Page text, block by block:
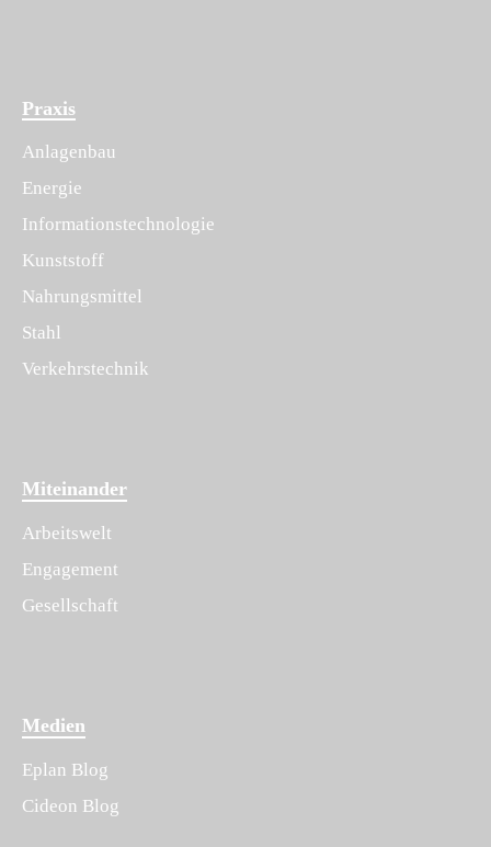
Praxis
Anlagenbau
Energie
Informationstechnologie
Kunststoff
Nahrungsmittel
Stahl
Verkehrstechnik
Miteinander
Arbeitswelt
Engagement
Gesellschaft
Medien
Eplan Blog
Cideon Blog